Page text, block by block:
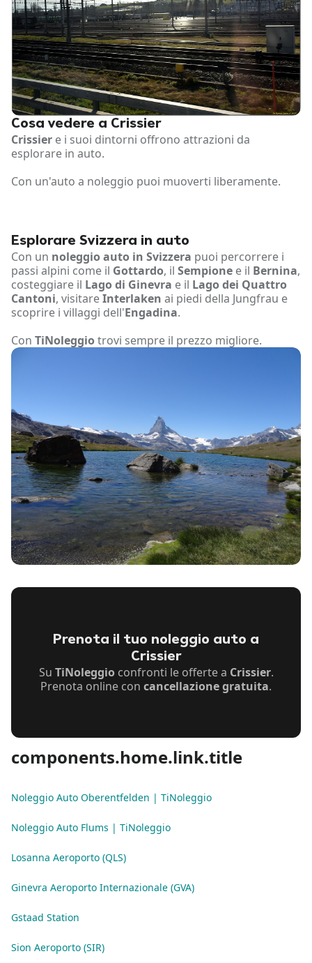
Cosa vedere a Crissier
Crissier e i suoi dintorni offrono attrazioni da
esplorare in auto.
Con un'auto a noleggio puoi muoverti liberamente.
Esplorare Svizzera in auto
Con un noleggio auto in Svizzera puoi percorrere i
passi alpini come il Gottardo, il Sempione e il Bernina,
costeggiare il Lago di Ginevra e il Lago dei Quattro
Cantoni, visitareInterlaken ai piedi della Jungfrau e
scoprire i villaggi dell'Engadina.
Con TiNoleggiotrovi sempre il prezzo migliore.
Prenota il tuo noleggio auto a
Crissier
Su TiNoleggioconfronti le offerte a Crissier.
Prenota online con cancellazione gratuita.
components.home.link.title
Noleggio Auto Oberentfelden | TiNoleggio
Noleggio Auto Flums | TiNoleggio
Losanna Aeroporto (QLS)
Ginevra Aeroporto Internazionale (GVA)
Gstaad Station
Sion Aeroporto (SIR)